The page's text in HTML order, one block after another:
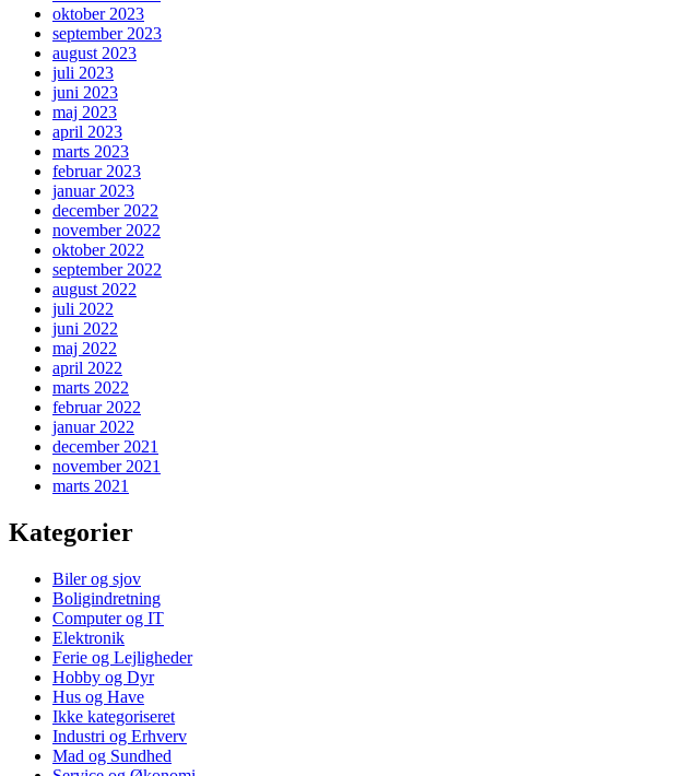
oktober 2023
september 2023
august 2023
juli 2023
juni 2023
maj 2023
april 2023
marts 2023
februar 2023
januar 2023
december 2022
november 2022
oktober 2022
september 2022
august 2022
juli 2022
juni 2022
maj 2022
april 2022
marts 2022
februar 2022
januar 2022
december 2021
november 2021
marts 2021
Kategorier
Biler og sjov
Boligindretning
Computer og IT
Elektronik
Ferie og Lejligheder
Hobby og Dyr
Hus og Have
Ikke kategoriseret
Industri og Erhverv
Mad og Sundhed